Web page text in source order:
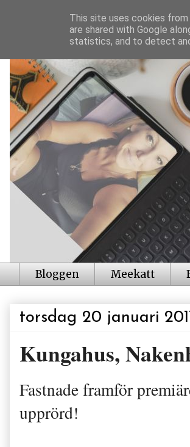
Bloggen Meekatt
torsdag 20 januari
Kungahus,
Fastnade framför
upprörd!
This site uses cookies
are shared with Google
statistics, and to detect